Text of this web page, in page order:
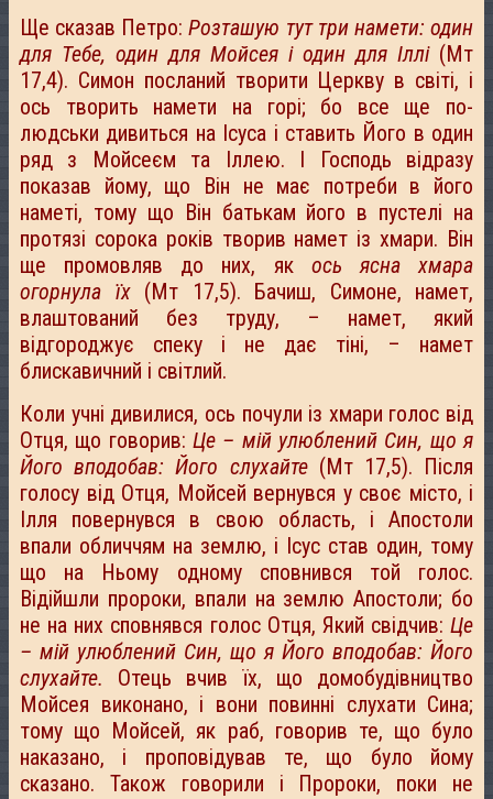
Ще сказав Петро:Розташую тут три намети: один
для Тебе, один для Мойсея і один для Іллі(Мт
17,4). Симон посланий творити Церкву в світі, і
ось творить намети на горі; бо все ще по-
людськи дивиться на Ісуса і ставить Його в один
ряд з Мойсеєм та Іллею. І Господь відразу
показав йому, що Він не має потреби в його
наметі, тому що Він батькам його в пустелі на
протязі сорока років творив намет із хмари. Він
ще промовляв до них, як ось ясна хмара
огорнула їх(Мт 17,5). Бачиш, Симоне, намет,
влаштований без труду, – намет, який
відгороджує спеку і не дає тіні, – намет
блискавичний і світлий.
Коли учні дивилися, ось почули із хмари голос від
Отця, що говорив: Це – мій улюблений Син, що я
Його вподобав: Його слухайте(Мт 17,5). Після
голосу від Отця, Мойсей вернувся у своє місто, і
Ілля повернувся в свою область, і Апостоли
впали обличчям на землю, і Ісус став один, тому
що на Ньому одному сповнився той голос.
Відійшли пророки, впали на землю Апостоли; бо
не на них сповнявся голос Отця, Який свідчив: Це
– мій улюблений Син, що я Його вподобав: Його
слухайте. Отець вчив їх, що домобудівництво
Мойсея виконано, і вони повинні слухати Сина;
тому що Мойсей, як раб, говорив те, що було
наказано, і проповідував те, що було йому
сказано. Також говорили і Пророки, поки не